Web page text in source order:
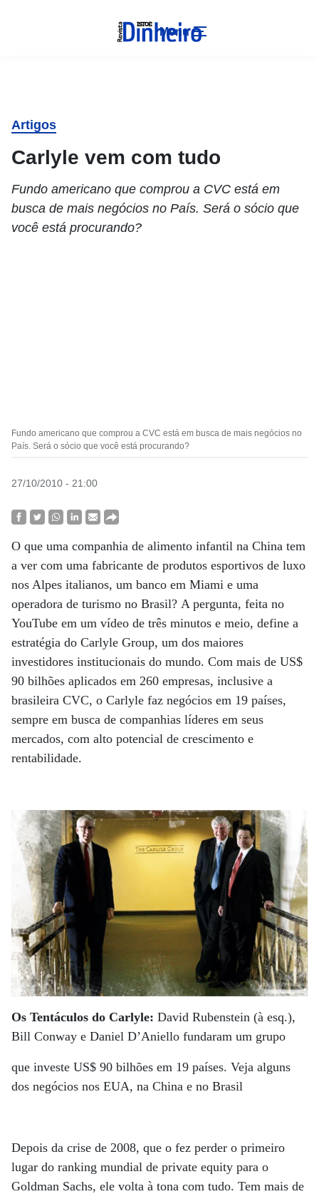
Menu
Artigos
Carlyle vem com tudo
Fundo americano que comprou a CVC está em
busca de mais negócios no País. Será o sócio que
você está procurando?
Fundo americano que comprou a CVC está em busca de mais negócios no
País. Será o sócio que você está procurando?
27/10/2010 - 21:00
O que uma companhia de alimento infantil na China tem
a ver com uma fabricante de produtos esportivos de luxo
nos Alpes italianos, um banco em Miami e uma
operadora de turismo no Brasil? A pergunta, feita no
YouTube em um vídeo de três minutos e meio, define a
estratégia do Carlyle Group, um dos maiores
investidores institucionais do mundo. Com mais de US$
90 bilhões aplicados em 260 empresas, inclusive a
brasileira CVC, o Carlyle faz negócios em 19 países,
sempre em busca de companhias líderes em seus
mercados, com alto potencial de crescimento e
rentabilidade.
Os Tentáculos do Carlyle: David Rubenstein (à esq.),
Bill Conway e Daniel D’Aniello fundaram um grupo
que investe US$ 90 bilhões em 19 países. Veja alguns
dos negócios nos EUA, na China e no Brasil
Depois da crise de 2008, que o fez perder o primeiro
lugar do ranking mundial de private equity para o
Goldman Sachs, ele volta à tona com tudo. Tem mais de